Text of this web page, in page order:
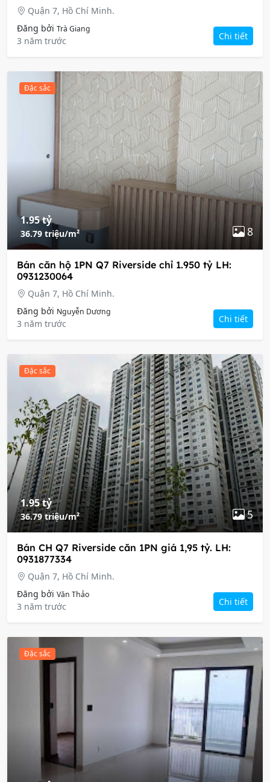
Quận 7, Hồ Chí Minh.
Đăng bởi Trà Giang
3 năm trước Chi tiết
Đặc sắc
1.95 tỷ
36.79 triệu/m² 8
Bán căn hộ 1PN Q7 Riverside chỉ 1.950 tỷ LH:
0931230064
Quận 7, Hồ Chí Minh.
Đăng bởi Nguyễn Dương
3 năm trước Chi tiết
Đặc sắc
1.95 tỷ
36.79 triệu/m² 5
Bán CH Q7 Riverside căn 1PN giá 1,95 tỷ. LH:
0931877334
Quận 7, Hồ Chí Minh.
Đăng bởi Văn Thảo
3 năm trước Chi tiết
Đặc sắc